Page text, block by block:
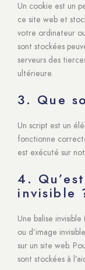
Un cookie est un
ce site web et
votre ordinateur
sont stockées
serveurs des
ultérieure.
3. Que
Un script est un
fonctionne
est exécuté sur
4.
invisible
Une balise
ou d’image
sur un site web.
sont stockées à